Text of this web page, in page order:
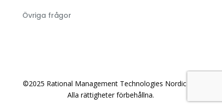
Övriga frågor
©2025 Rational Management Technologies Nordic AB.
Alla rättigheter förbehållna.